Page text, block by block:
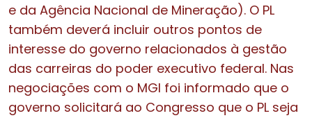
e da Agência Nacional de Mineração). O PL
também deverá incluir outros pontos de
interesse do governo relacionados à gestão
das carreiras do poder executivo federal. Nas
negociações com o MGI foi informado que o
governo solicitará ao Congresso que o PL seja